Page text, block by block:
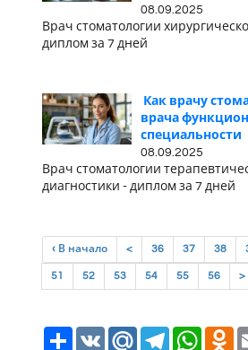
08.09.2025
Врач стоматологии
диплом за 7 дней
Как врачу
врача
специальности
08.09.2025
Врач стоматологии
диагностики - диплом за 7 дней
‹ В начало < 36 37 38
51 52 53 54 55 56 >
РесурсVK Mail.Ru Telegram